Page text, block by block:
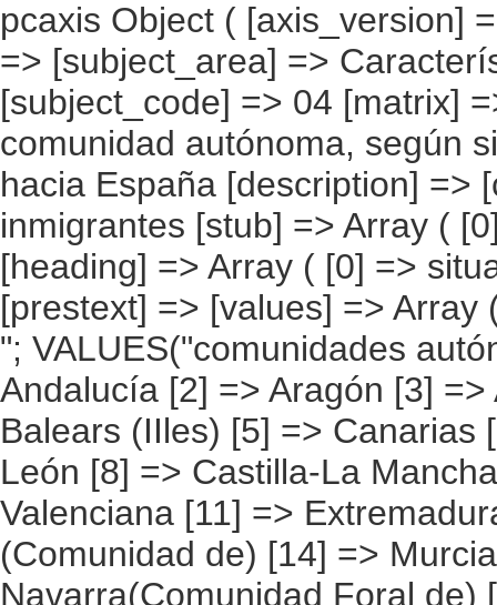
pcaxis Object ( [axis_version] => [creation_date] => 20080709 [note] => [subject_area] => Características de los inmigrantes [subject_code] => 04 [matrix] => 04019 [title] => Inmigrantes por comunidad autónoma, según situación laboral antes de la partida hacia España [description] => [contents] => Inmigrantes [units] => inmigrantes [stub] => Array ( [0] => comunidades autónomas ) [heading] => Array ( [0] => situación laboral antes de la partida ) [prestext] => [values] => Array ( [:www.ine.es tel: " "+34 91 5839100 "; VALUES("comunidades autónomas] => Array ( [0] => Total [1] => Andalucía [2] => Aragón [3] => Asturias (Principado de) [4] => Balears (IIles) [5] => Canarias [6] => Cantabria [7] => Castilla y León [8] => Castilla-La Mancha [9] => Catalunya [10] => Comunitat Valenciana [11] => Extremadura [12] => Galicia [13] => Madrid (Comunidad de) [14] => Murcia(Región de) [15] => Navarra(Comunidad Foral de) [16] => País Vasco [17] => Rioja (La) [18] => Ceuta [19] => Melilla ) [situación laboral antes de la partida] => Array ( [0] => Total [1] => No ha trabajado o No sabe si ha trabajado [2] => Asalariado del sector público [3] => Asalariado del sector privado [4] => Trabajador independiente o empresario sin asalariados [5] => Empresario con asalariados [6] => Miembro de una cooperativa [7] => Ayuda familiar [8] => Otra situación [9] => No sabe su situación profesional ) ) [codes] => Array ( [comunidades autónomas] => "CA00","CA01","CA02","CA03","CA04","CA05", "CA06","CA07","CA08","CA09","CA10","CA11","CA12","CA13","CA14","CA15", "CA16","CA17","CA18","CA19" ) [map] => Array ( [comunidades autónomas] => "spain_regions_img_ind" ) [decimals] => 0 [showdecimals] => 0 [source] =>